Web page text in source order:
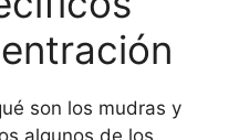
son los mudras y
algunos de los